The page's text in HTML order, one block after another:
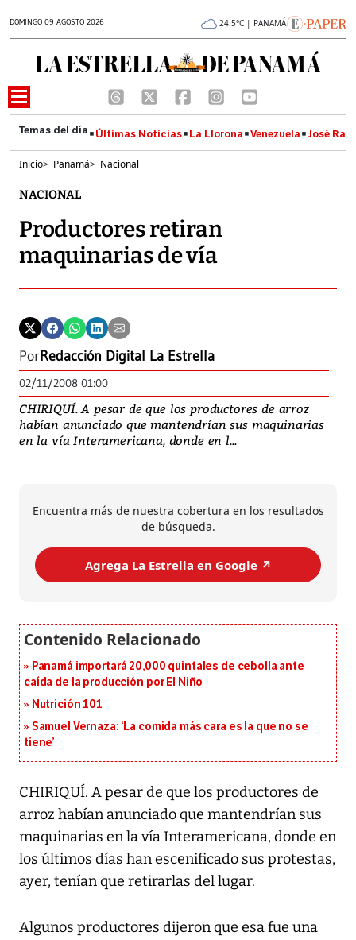
DOMINGO 09 AGOSTO 2026 24.5°C | PANAMÁ
Últimas Noticias La Llorona Venezuela José
Inicio> Panamá> Nacional
NACIONAL
Productores retiran
maquinarias de vía
PorRedacción Digital La Estrella
02/11/2008 01:00
CHIRIQUÍ. A pesar de que los productores de arroz
habían anunciado que mantendrían sus maquinarias
en la vía Interamericana, donde en l...
Encuentra más de nuestra cobertura en los resultados
de búsqueda.
Agrega La Estrella en Google ↗️
Panamá importará 20,000 quintales de cebolla ante
caída de la producción por El Niño
Nutrición 101
Samuel Vernaza: ‘La comida más cara es la que no se
tiene’
CHIRIQUÍ. A pesar de que los productores de
arroz habían anunciado que mantendrían sus
maquinarias en la vía Interamericana, donde en
los últimos días han escenificado sus protestas,
ayer, tenían que retirarlas del lugar.
Algunos productores dijeron que esa fue una